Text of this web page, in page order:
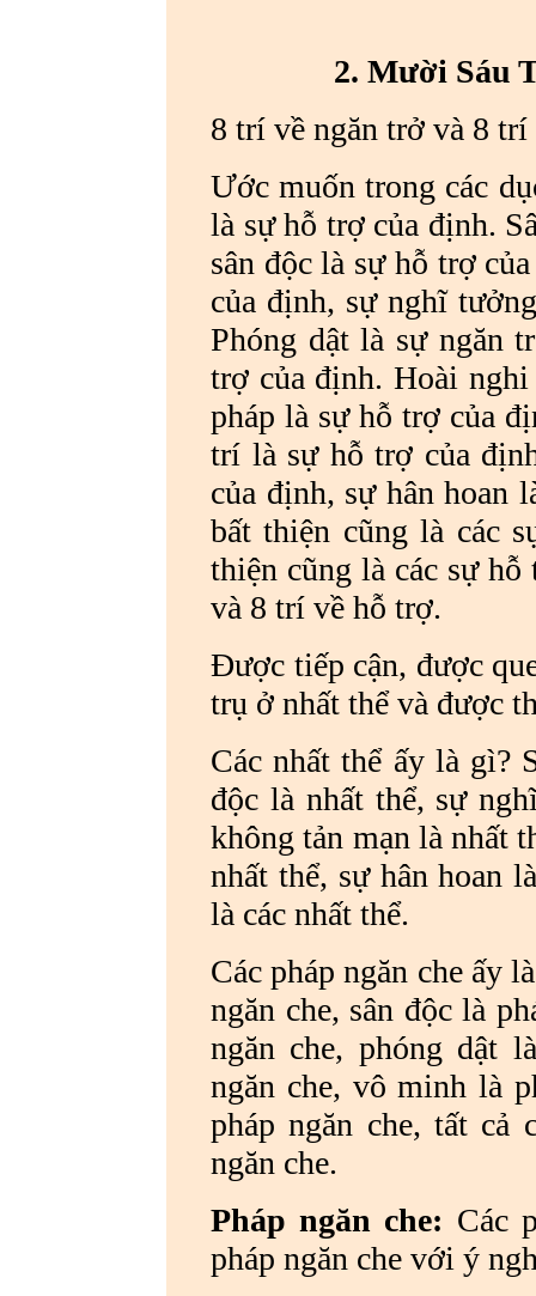
2. Mười Sáu
8 trí về ngăn trở và 8
Ước muốn trong các
là sự hỗ trợ của định.
sân độc là sự hỗ trợ
của định, sự nghĩ
Phóng dật là sự ngăn
trợ của định. Hoài
pháp là sự hỗ trợ của
trí là sự hỗ trợ của
của định, sự hân hoan
bất thiện cũng là các
thiện cũng là các sự
và 8 trí về hỗ trợ.
Được tiếp cận, được
trụ ở nhất thể và được
Các nhất thể ấy là gì?
độc là nhất thể, sự
không tản mạn là nhất
nhất thể, sự hân hoan
là các nhất thể.
Các pháp ngăn che ấy
ngăn che, sân độc là
ngăn che, phóng dật
ngăn che, vô minh là
pháp ngăn che, tất cả
ngăn che.
Pháp ngăn che: Các
pháp ngăn che với ý